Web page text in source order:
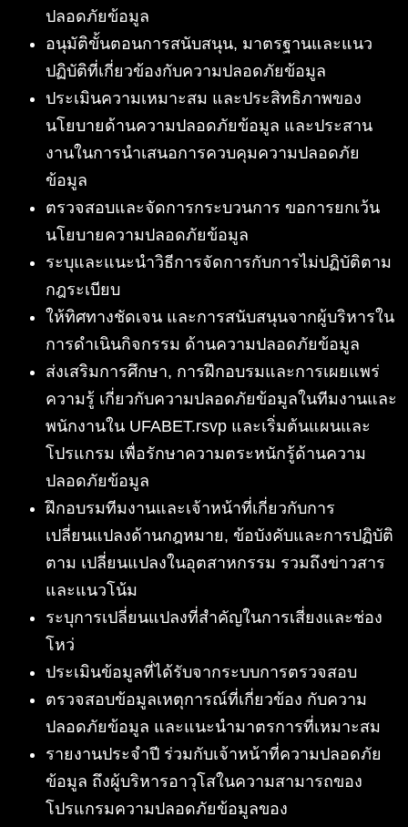
ปลอดภัยข้อมูล
อนุมัติขั้นตอนการสนับสนุน, มาตรฐานและแนว
ปฏิบัติที่เกี่ยวข้องกับความปลอดภัยข้อมูล
ประเมินความเหมาะสม และประสิทธิภาพของ
นโยบายด้านความปลอดภัยข้อมูล และประสาน
งานในการนำเสนอการควบคุมความปลอดภัย
ข้อมูล
ตรวจสอบและจัดการกระบวนการ ขอการยกเว้น
นโยบายความปลอดภัยข้อมูล
ระบุและแนะนำวิธีการจัดการกับการไม่ปฏิบัติตาม
กฎระเบียบ
ให้ทิศทางชัดเจน และการสนับสนุนจากผู้บริหารใน
การดำเนินกิจกรรม ด้านความปลอดภัยข้อมูล
ส่งเสริมการศึกษา, การฝึกอบรมและการเผยแพร่
ความรู้ เกี่ยวกับความปลอดภัยข้อมูลในทีมงานและ
พนักงานใน UFABET.rsvp และเริ่มต้นแผนและ
โปรแกรม เพื่อรักษาความตระหนักรู้ด้านความ
ปลอดภัยข้อมูล
ฝึกอบรมทีมงานและเจ้าหน้าที่เกี่ยวกับการ
เปลี่ยนแปลงด้านกฎหมาย, ข้อบังคับและการปฏิบัติ
ตาม เปลี่ยนแปลงในอุตสาหกรรม รวมถึงข่าวสาร
และแนวโน้ม
ระบุการเปลี่ยนแปลงที่สำคัญในการเสี่ยงและช่อง
โหว่
ประเมินข้อมูลที่ได้รับจากระบบการตรวจสอบ
ตรวจสอบข้อมูลเหตุการณ์ที่เกี่ยวข้อง กับความ
ปลอดภัยข้อมูล และแนะนำมาตรการที่เหมาะสม
รายงานประจำปี ร่วมกับเจ้าหน้าที่ความปลอดภัย
ข้อมูล ถึงผู้บริหารอาวุโสในความสามารถของ
โปรแกรมความปลอดภัยข้อมูลของ